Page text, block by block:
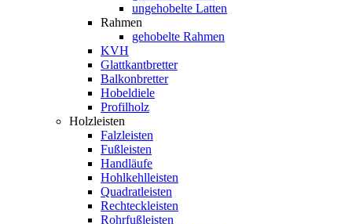
ungehobelte Latten
Rahmen
gehobelte Rahmen
KVH
Glattkantbretter
Balkonbretter
Hobeldiele
Profilholz
Holzleisten
Falzleisten
Fußleisten
Handläufe
Hohlkehlleisten
Quadratleisten
Rechteckleisten
Rohrfußleisten